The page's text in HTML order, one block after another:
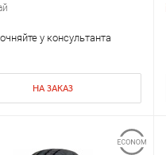
у консультанта
НА ЗАКАЗ